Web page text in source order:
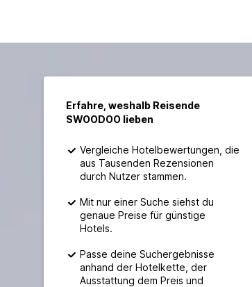
Erfahre, weshalb Reisende
SWOODOO lieben
Vergleiche Hotelbewertungen, die
aus Tausenden Rezensionen
durch Nutzer stammen.
Mit nur einer Suche siehst du
genaue Preise für günstige
Hotels.
Passe deine Suchergebnisse
anhand der Hotelkette, der
Ausstattung dem Preis und